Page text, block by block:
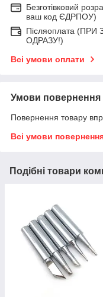
Безготівковий
ваш код ЄДРПОУ)
Післяоплата
ОДРАЗУ!)
Всі умови оплати
Умови повернення
Повернення товару
Всі умови
Подібні товари